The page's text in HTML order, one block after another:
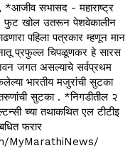
*आजीव सभासद - महाराष्ट्र
३० फुट खोल उतरून पेशवेकालीन
पहिला पत्रकार म्हणून मान
नातू प्रफुल्ल चिपळूणकर हे सारस
जगत असल्याचे सर्वप्रथम
भारतीय मजुरांची सुटका
सुटका . *निगडीतील २
च्या तथाकथित एल टीटीइ
फरार
MyMarathiNews/